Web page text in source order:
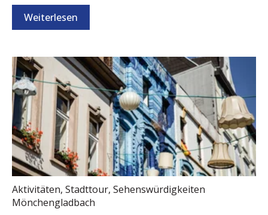
Weiterlesen
Aktivitäten, Stadttour, Sehenswürdigkeiten
Mönchengladbach